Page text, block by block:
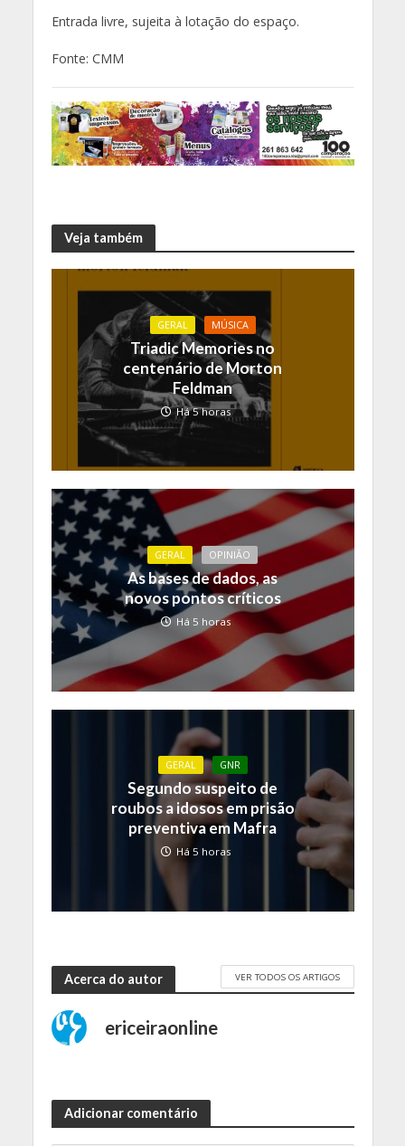
Entrada livre, sujeita à lotação do espaço.
Fonte: CMM
Veja também
GERAL MÚSICA
Triadic Memories no
centenário de Morton
Feldman
Há 5 horas
GERAL OPINIÃO
As bases de dados, as
novos pontos críticos
Há 5 horas
GERAL GNR
Segundo suspeito de
roubos a idosos em prisão
preventiva em Mafra
Há 5 horas
Acerca do autor VER TODOS OS ARTIGOS
ericeiraonline
Adicionar comentário